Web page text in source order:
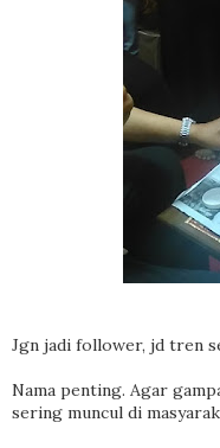
Jgn jadi follower, jd tren
Nama penting. Agar
sering muncul di